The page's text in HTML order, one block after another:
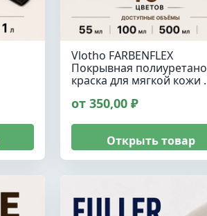
Vlotho FARBENFLEX
Покрывная
краска для мягкой кожи
от 350,00 ₽
Открыть товар